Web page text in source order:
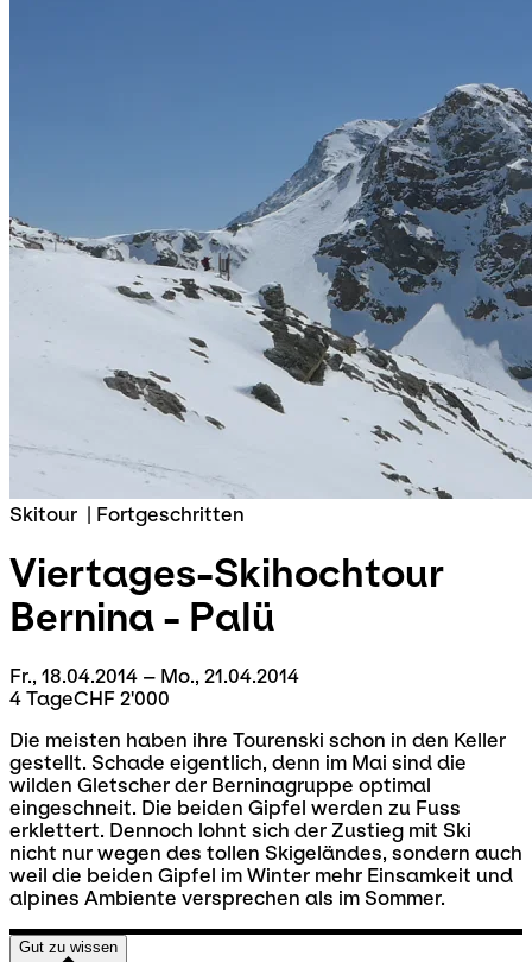
Skitour | Fortgeschritten
Viertages-Skihochtour
Bernina - Palü
Fr., 18.04.2014 – Mo., 21.04.2014
4 TageCHF 2'000
Die meisten haben ihre Tourenski schon in den Keller
gestellt. Schade eigentlich, denn im Mai sind die
wilden Gletscher der Berninagruppe optimal
eingeschneit. Die beiden Gipfel werden zu Fuss
erklettert. Dennoch lohnt sich der Zustieg mit Ski
nicht nur wegen des tollen Skigeländes, sondern auch
weil die beiden Gipfel im Winter mehr Einsamkeit und
alpines Ambiente versprechen als im Sommer.
Gut zu wissen